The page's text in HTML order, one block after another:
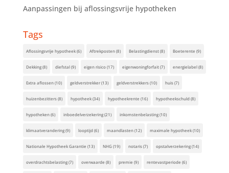
Aanpassingen bij aflossingsvrije hypotheken
Tags
Aflossingsvrije hypotheek(6) Aftrekposten(8) Belastingdienst(8) Boeterente (9)
Dekking(8) diefstal(9) eigen risico(17) eigenwoningforfait(7) energielabel(8)
Extra aflossen(10) geldverstrekker(13) geldverstrekkers(10) huis(7)
huizenbezitters(8) hypotheek(34) hypotheekrente (16) hypotheekschuld(8)
hypotheken(6) inboedelverzekering(21) inkomstenbelasting(10)
klimaatverandering(9) looptijd(6) maandlasten(12) maximale hypotheek(10)
Nationale Hypotheek Garantie (13) NHG(19) notaris(7) opstalverzekering(14)
overdrachtsbelasting(7) overwaarde (8) premie (9) rentevastperiode (6)